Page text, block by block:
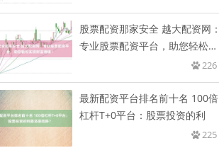
股票配资那家安全 越大配资网：
专业股票配资平台，助您轻松实
226
最新配资平台排名前十名 100倍
杠杆T+0平台：股票投资的利
225